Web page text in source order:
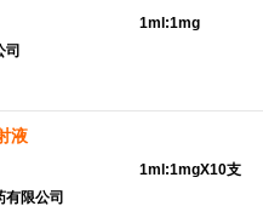
司
1ml:1mg
液
有限公司
1ml:1mgX10支